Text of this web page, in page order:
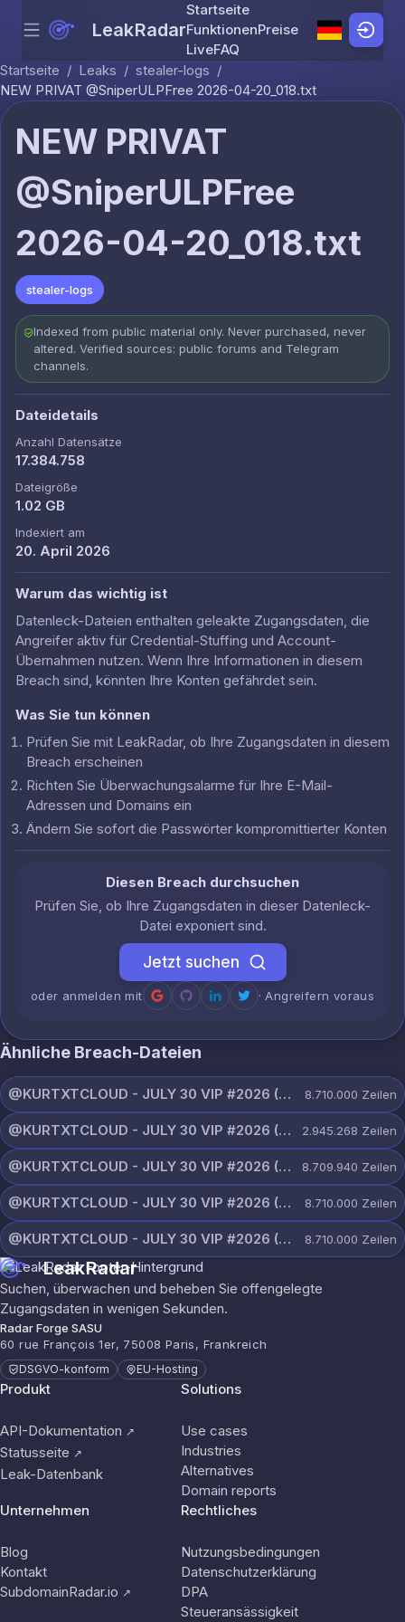
Skip to content
Menu LeakRadar
Startseite
FunktionenPreise
LiveFAQ
Startseite / Leaks / stealer-logs /
NEW PRIVAT @SniperULPFree 2026-04-20_018.txt
NEW PRIVAT
@SniperULPFree
2026-04-20_018.txt
stealer-logs
Indexed from public material only. Never purchased, never
altered. Verified sources: public forums and Telegram
channels.
Dateidetails
Anzahl Datensätze
17.384.758
Dateigröße
1.02 GB
Indexiert am
20. April 2026
Warum das wichtig ist
Datenleck-Dateien enthalten geleakte Zugangsdaten, die
Angreifer aktiv für Credential-Stuffing und Account-
Übernahmen nutzen. Wenn Ihre Informationen in diesem
Breach sind, könnten Ihre Konten gefährdet sein.
Was Sie tun können
Prüfen Sie mit LeakRadar, ob Ihre Zugangsdaten in diesem
Breach erscheinen
Richten Sie Überwachungsalarme für Ihre E-Mail-
Adressen und Domains ein
Ändern Sie sofort die Passwörter kompromittierter Konten
Diesen Breach durchsuchen
Prüfen Sie, ob Ihre Zugangsdaten in dieser Datenleck-
Datei exponiert sind.
Jetzt suchen
oder anmelden mit · Angreifern voraus
Ähnliche Breach-Dateien
@KURTXTCLOUD - JULY 30 VIP #2026 (66).txt 8.710.000 Zeilen
@KURTXTCLOUD - JULY 30 VIP #2026 (65).txt 2.945.268 Zeilen
@KURTXTCLOUD - JULY 30 VIP #2026 (64).txt 8.709.940 Zeilen
@KURTXTCLOUD - JULY 30 VIP #2026 (63).txt 8.710.000 Zeilen
@KURTXTCLOUD - JULY 30 VIP #2026 (62).txt 8.710.000 Zeilen
LeakRadar
Suchen, überwachen und beheben Sie offengelegte
Zugangsdaten in wenigen Sekunden.
Radar Forge SASU
60 rue François 1er, 75008 Paris, Frankreich
DSGVO-konform EU-Hosting
Produkt
API-Dokumentation ↗
Statusseite ↗
Leak-Datenbank
Solutions
Use cases
Industries
Alternatives
Domain reports
Unternehmen
Blog
Kontakt
SubdomainRadar.io ↗
Rechtliches
Nutzungsbedingungen
Datenschutzerklärung
DPA
Steueransässigkeit